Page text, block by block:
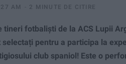
AM 2 MINUTE DE CITIRE
tineri fotbaliști de la ACS Lupii
selectați pentru a participa la
club spaniol! Este o